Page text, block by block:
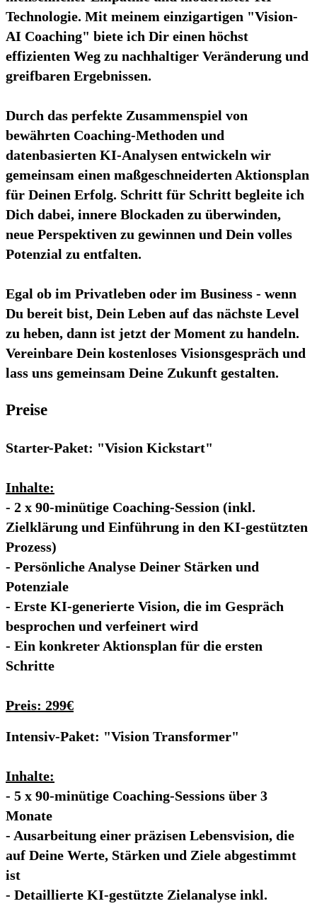
Technologie. Mit meinem einzigartigen "Vision-
AI Coaching" biete ich Dir einen höchst
effizienten Weg zu nachhaltiger Veränderung und
greifbaren Ergebnissen.
Durch das perfekte Zusammenspiel von
bewährten Coaching-Methoden und
datenbasierten KI-Analysen entwickeln wir
gemeinsam einen maßgeschneiderten Aktionsplan
für Deinen Erfolg. Schritt für Schritt begleite ich
Dich dabei, innere Blockaden zu überwinden,
neue Perspektiven zu gewinnen und Dein volles
Potenzial zu entfalten.
Egal ob im Privatleben oder im Business - wenn
Du bereit bist, Dein Leben auf das nächste Level
zu heben, dann ist jetzt der Moment zu handeln.
Vereinbare Dein kostenloses Visionsgespräch und
lass uns gemeinsam Deine Zukunft gestalten.
Preise
Starter-Paket: "Vision Kickstart"
Inhalte:
- 2 x 90-minütige Coaching-Session (inkl.
Zielklärung und Einführung in den KI-gestützten
Prozess)
- Persönliche Analyse Deiner Stärken und
Potenziale
- Erste KI-generierte Vision, die im Gespräch
besprochen und verfeinert wird
- Ein konkreter Aktionsplan für die ersten
Schritte
Preis: 299€
Intensiv-Paket: "Vision Transformer"
Inhalte:
- 5 x 90-minütige Coaching-Sessions über 3
Monate
- Ausarbeitung einer präzisen Lebensvision, die
auf Deine Werte, Stärken und Ziele abgestimmt
ist
- Detaillierte KI-gestützte Zielanalyse inkl.